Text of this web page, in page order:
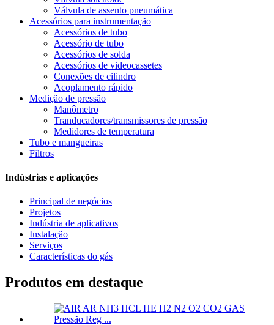
Válvula de assento pneumática
Acessórios para instrumentação
Acessórios de tubo
Acessório de tubo
Acessórios de solda
Acessórios de videocassetes
Conexões de cilindro
Acoplamento rápido
Medição de pressão
Manômetro
Tranducadores/transmissores de pressão
Medidores de temperatura
Tubo e mangueiras
Filtros
Indústrias e aplicações
Principal de negócios
Projetos
Indústria de aplicativos
Instalação
Serviços
Características do gás
Produtos em destaque